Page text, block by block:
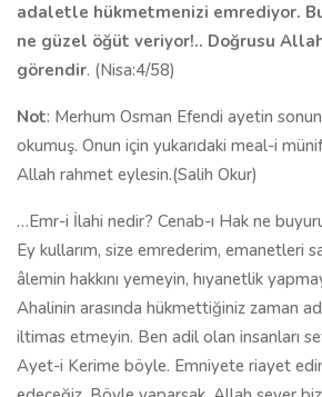
adaletle hükmetmenizi emrediyor.
ne güzel öğüt veriyor!.. Doğrusu
görendir. (Nisa:4/58)
Not: Merhum Osman Efendi ayetin
okumuş. Onun için yukarıdaki meal-i
Allah rahmet eylesin.(Salih Okur)
…Emr-i İlahi nedir? Cenab-ı Hak ne
Ey kullarım, size emrederim, emanetleri
âlemin hakkını yemeyin, hıyanetlik
Ahalinin arasında hükmettiğiniz zaman
iltimas etmeyin. Ben adil olan insanları
Ayet-i Kerime böyle. Emniyete riayet